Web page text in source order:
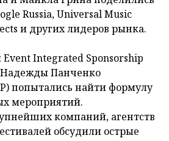
Russia, Universal Music
и других лидеров рынка.
Integrated Sponsorship
Надежды Панченко
попытались найти формулу
мероприятий.
компаний, агентств
обсудили острые